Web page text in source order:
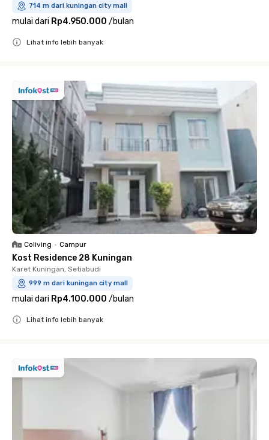
714 m dari kuningan city mall
mulai dari Rp4.950.000 /bulan
Lihat info lebih banyak
Coliving • Campur
Kost Residence 28 Kuningan
Karet Kuningan, Setiabudi
999 m dari kuningan city mall
mulai dari Rp4.100.000 /bulan
Lihat info lebih banyak